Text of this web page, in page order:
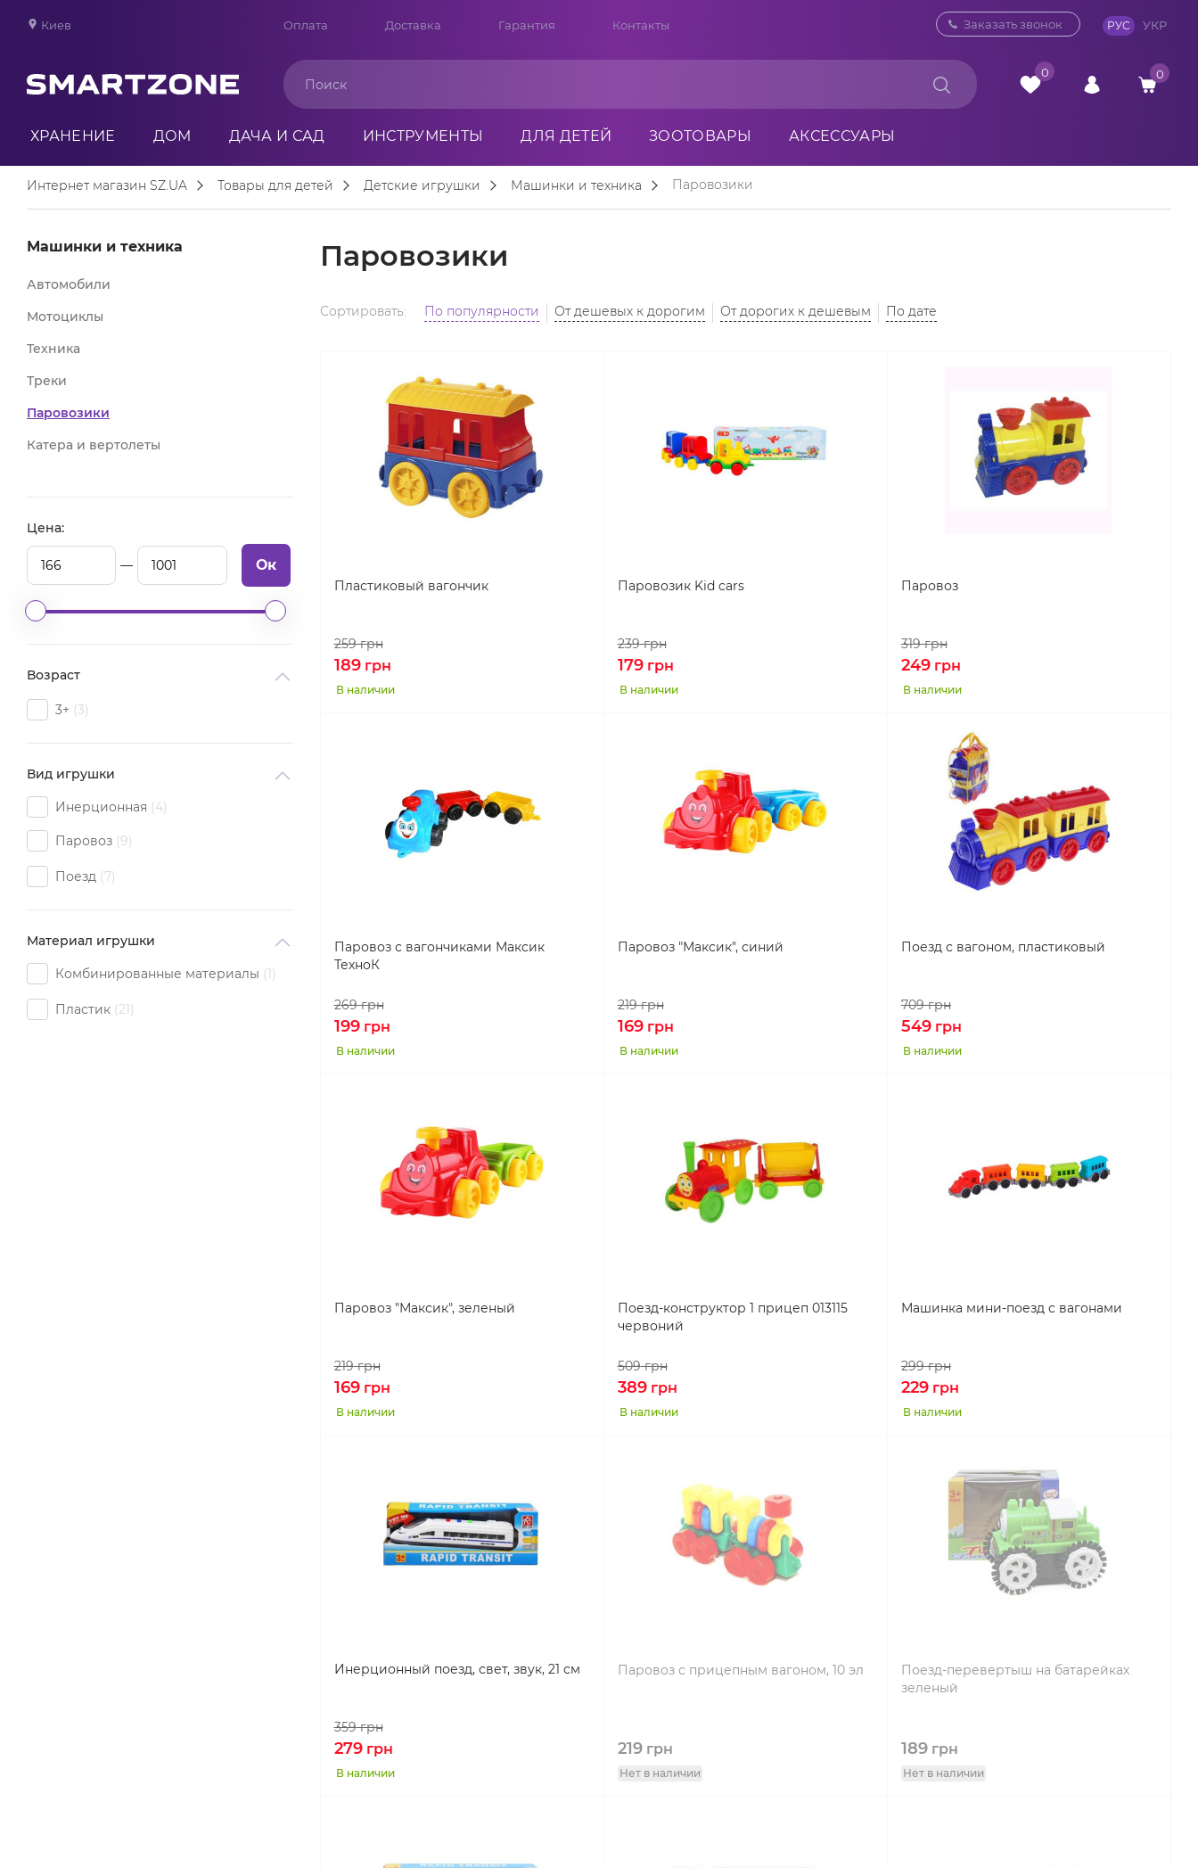
Киев Оплата Доставка Гарантия Контакты 0 800 33 10 32
Заказать звонок РУС УКР
0 0
ХРАНЕНИЕ ДОМ ДАЧА И САД ИНСТРУМЕНТЫ ДЛЯ ДЕТЕЙ ЗООТОВАРЫ АКСЕССУАРЫ
Интернет магазин SZ.UA Товары для детей Детские игрушки Машинки и техника Паровозики
Машинки и техника
Автомобили
Мотоциклы
Техника
Треки
Паровозики
Катера и вертолеты
Цена:
Ок
Возраст
3+ 3
Вид игрушки
Инерционная 4
Паровоз 9
Поезд 7
Материал игрушки
Комбинированные материалы 1
Пластик 21
Паровозики
Сортировать: По популярности От дешевых к дорогим От дорогих к дешевым По дате
Пластиковый вагончик
259грн
189грн
В наличии
Паровозик Kid cars
239грн
179грн
В наличии
Паровоз
319грн
249грн
В наличии
Паровоз с вагончиками Максик
ТехноК
269грн
199грн
В наличии
Паровоз "Максик", синий
219грн
169грн
В наличии
Поезд с вагоном, пластиковый
709грн
549грн
В наличии
Паровоз "Максик", зеленый
219грн
169грн
В наличии
Поезд-конструктор 1 прицеп 013115
червоний
509грн
389грн
В наличии
Машинка мини-поезд с вагонами
299грн
229грн
В наличии
Инерционный поезд, свет, звук, 21 см
359грн
279грн
В наличии
Паровоз с прицепным вагоном, 10 эл
219грн
Нет в наличии
Поезд-перевертыш на батарейках
зеленый
189грн
Нет в наличии